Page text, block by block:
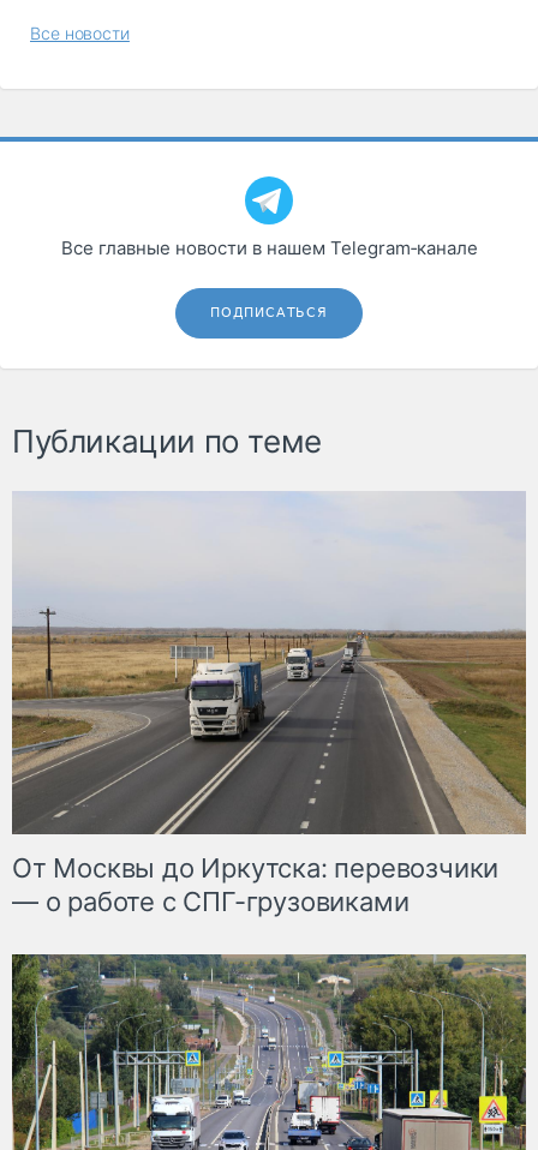
Все новости
Все главные новости в нашем Telegram‑канале
ПОДПИСАТЬСЯ
Публикации по теме
От Москвы до Иркутска: перевозчики
— о работе с СПГ-грузовиками